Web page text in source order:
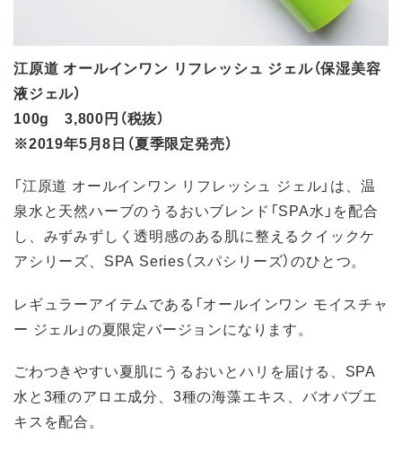
江原道 オールインワン リフレッシュ ジェル（保湿美容
液ジェル）
100g 3,800円（税抜）
※2019年5月8日（夏季限定発売）
「江原道 オールインワン リフレッシュ ジェル」は、温
泉水と天然ハーブのうるおいブレンド「SPA水」を配合
し、みずみずしく透明感のある肌に整えるクイックケ
アシリーズ、SPA Series（スパシリーズ）のひとつ。
レギュラーアイテムである「オールインワン モイスチャ
ー ジェル」の夏限定バージョンになります。
ごわつきやすい夏肌にうるおいとハリを届ける、SPA
水と3種のアロエ成分、3種の海藻エキス、バオバブエ
キスを配合。